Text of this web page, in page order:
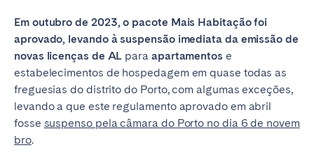
Emoutubro de 2023, o pacote Mais Habitação foi
aprovado, levando à suspensão imediata da emissão de
novas licenças de AL para apartamentos e
estabelecimentos de hospedagem em quase todas as
freguesias do distrito do Porto, com algumas exceções,
levando a que este regulamento aprovado em abril
fosse suspenso pela câmara do Porto no dia 6 de novem
bro.